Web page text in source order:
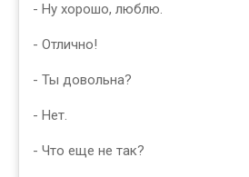
- Ну хорошо, люблю.
- Отлично!
- Ты довольна?
- Нет.
- Что еще не так?